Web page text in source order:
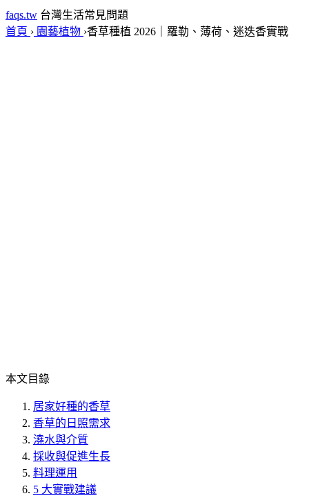
faqs.tw 台灣生活常見問題
首頁 › 園藝植物 ›香草種植 2026｜羅勒、薄荷、迷迭香實戰
本文目錄
居家好種的香草
香草的日照需求
澆水與介質
採收與促進生長
料理運用
5 大實戰建議